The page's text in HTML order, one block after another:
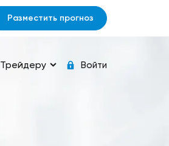
Разместить прогноз
Трейдеру Войти